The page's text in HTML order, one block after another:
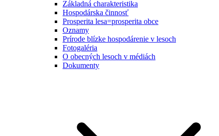
Základná charakteristika
Hospodárska činnosť
Prosperita lesa=prosperita obce
Oznamy
Prírode blízke hospodárenie v lesoch
Fotogaléria
O obecných lesoch v médiách
Dokumenty